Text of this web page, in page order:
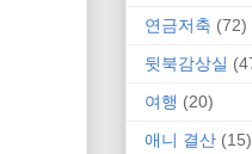
연금저축 (72)
뒷북감상실
여행 (20)
애니 결산 (15)